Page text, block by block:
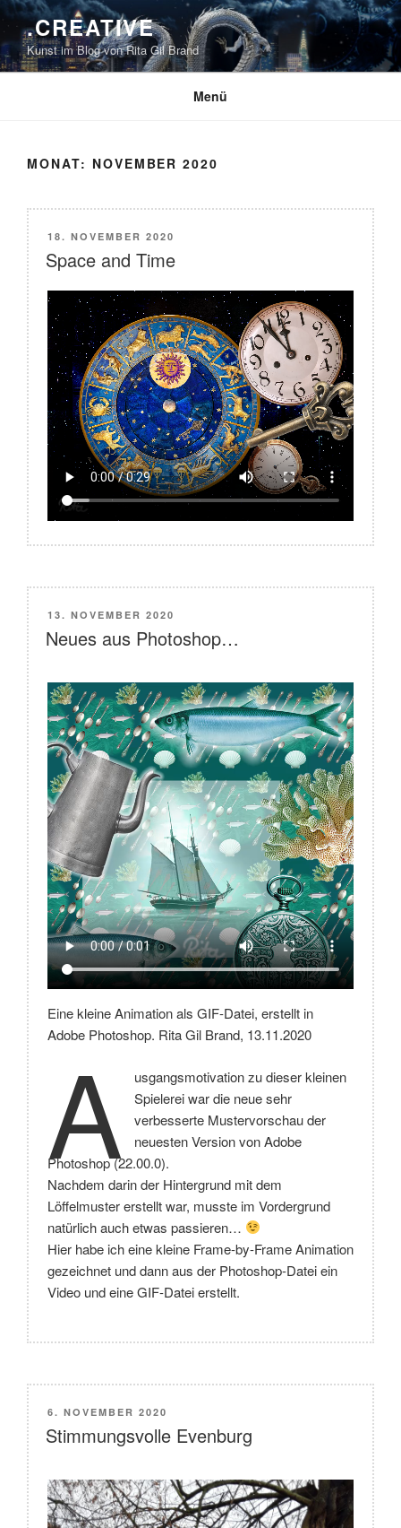
Zum
Inhalt
springen
.CREATIVE
Kunst im Blog von Rita Gil Brand
Menü
MONAT: NOVEMBER 2020
VERÖFFENTLICHT
AM
18. NOVEMBER 2020
Space and Time
VERÖFFENTLICHT
AM
13. NOVEMBER 2020
Neues aus Photoshop…
Eine kleine Animation als GIF-Datei, erstellt in
Adobe Photoshop. Rita Gil Brand, 13.11.2020
A
usgangsmotivation zu dieser kleinen
Spielerei war die neue sehr
verbesserte Mustervorschau der
neuesten Version von Adobe
Photoshop (22.00.0).
Nachdem darin der Hintergrund mit dem
Löffelmuster erstellt war, musste im Vordergrund
natürlich auch etwas passieren…
Hier habe ich eine kleine Frame-by-Frame Animation
gezeichnet und dann aus der Photoshop-Datei ein
Video und eine GIF-Datei erstellt.
VERÖFFENTLICHT
AM
6. NOVEMBER 2020
Stimmungsvolle Evenburg